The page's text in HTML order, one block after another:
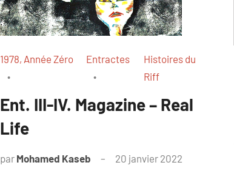
1978, Année Zéro Entractes
Histoires du
Riff
Ent. III-IV. Magazine – Real
Life
par Mohamed Kaseb 20 janvier 2022